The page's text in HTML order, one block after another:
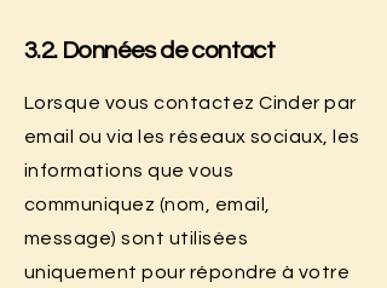
3.2. Données de contact
Lorsque vous contactez Cinder par
email ou via les réseaux sociaux, les
informations que vous
communiquez (nom, email,
message) sont utilisées
uniquement pour répondre à votre